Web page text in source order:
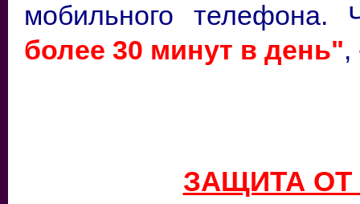
мобильного телефона.
более 30 минут в день",
ЗАЩИТА ОТ